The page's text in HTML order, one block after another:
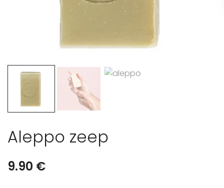
Aleppo zeep
9.90 €